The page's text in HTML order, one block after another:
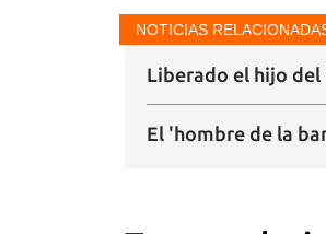
NOTICIAS
Liberado el hijo
El 'hombre de la